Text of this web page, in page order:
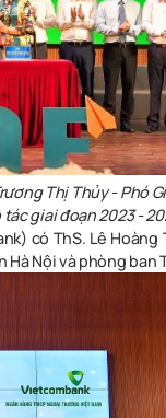
Thị Thủy - Phó
giai đoạn 2023 -
có ThS. Lê Hoàng
Nội và phòng ban